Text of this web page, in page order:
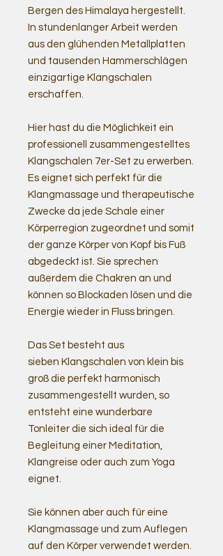
Bergen des Himalaya hergestellt.
In stundenlanger Arbeit werden
aus den glühenden Metallplatten
und tausenden Hammerschlägen
einzigartige Klangschalen
erschaffen.
Hier hast du die Möglichkeit ein
professionell zusammengestelltes
Klangschalen 7er-Set zu erwerben.
Es eignet sich perfekt für die
Klangmassage und therapeutische
Zwecke da jede Schale einer
Körperregion zugeordnet und somit
der ganze Körper von Kopf bis Fuß
abgedeckt ist. Sie sprechen
außerdem die Chakren an und
können so Blockaden lösen und die
Energie wieder in Fluss bringen.
Das Set besteht aus
sieben Klangschalen von klein bis
groß die perfekt harmonisch
zusammengestellt wurden, so
entsteht eine wunderbare
Tonleiter die sich ideal für die
Begleitung einer Meditation,
Klangreise oder auch zum Yoga
eignet.
Sie können aber auch für eine
Klangmassage und zum Auflegen
auf den Körper verwendet werden.